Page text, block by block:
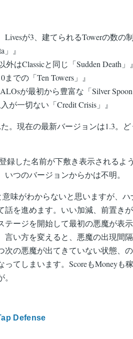
Livesが3、建てられるTowerの数の
』
外はClassicと同じ「Sudden Death」
までの「Ten Towers」』
が最初から豊富な「Silver
が一切ない「Credit Crisis」』
。現在の最新バージョンは1.3。
録した名前が下敷き表示されるよ
つのバージョンからかは不明。
味がわからないと思いますが、
話を進めます。いい加減、前置き
テージを開始して最初の悪魔が表
言い方を変えると、悪魔の出現間
次の悪魔が出てきていない状態、
ってしまいます。ScoreもMoneyも
Defense